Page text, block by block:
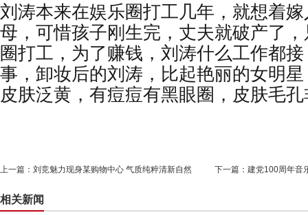
刘涛本来在娱乐圈打工几年，就想着
母，可惜孩子刚生完，丈夫就破产了
圈打工，为了赚钱，刘涛什么工作都
事，卸妆后的刘涛，比起艳丽的女明
皮肤泛黄，有痘痘有黑眼圈，皮肤毛
上一篇： 刘竞魅力现身某购物中心 气质纯粹清新自然 下一篇： 建党100周年音
相关新闻